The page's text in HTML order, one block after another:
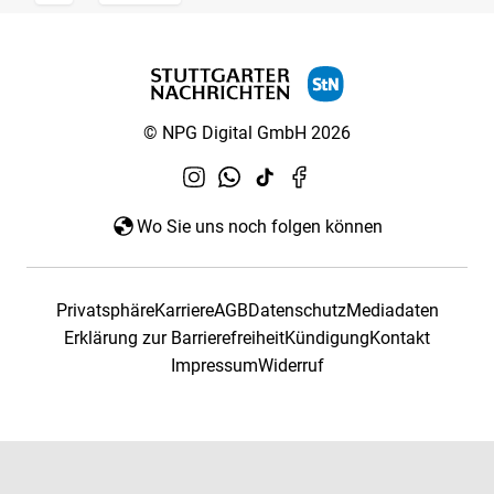
© NPG Digital GmbH 2026
Wo Sie uns noch folgen können
PrivatsphäreKarriereAGBDatenschutzMediadaten
Erklärung zur BarrierefreiheitKündigungKontakt
ImpressumWiderruf